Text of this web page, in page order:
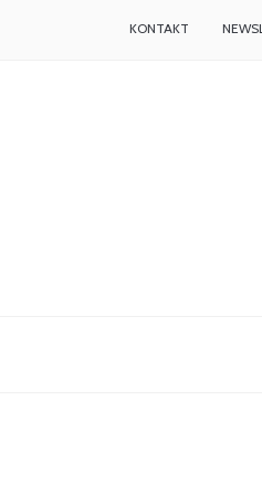
KONTAKT